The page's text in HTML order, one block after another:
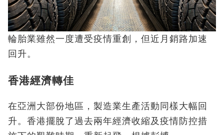
輪胎業雖然一度遭受疫情重創，但近月銷路加速
回升。
香港經濟轉佳
在亞洲大部份地區，製造業生產活動同樣大幅回
升。香港擺脫了過去兩年經濟收縮及疫情防控措